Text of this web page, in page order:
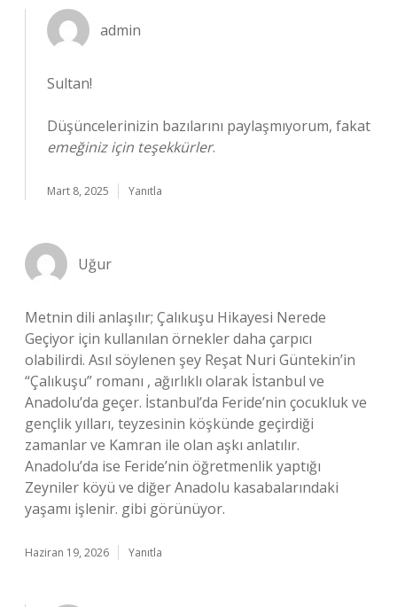
admin
Sultan!
Düşüncelerinizin bazılarını paylaşmıyorum, fakat
emeğiniz için teşekkürler.
Mart 8, 2025 Yanıtla
Uğur
Metnin dili anlaşılır; Çalıkuşu Hikayesi Nerede
Geçiyor için kullanılan örnekler daha çarpıcı
olabilirdi. Asıl söylenen şey Reşat Nuri Güntekin’in
“Çalıkuşu” romanı , ağırlıklı olarak İstanbul ve
Anadolu’da geçer. İstanbul’da Feride’nin çocukluk ve
gençlik yılları, teyzesinin köşkünde geçirdiği
zamanlar ve Kamran ile olan aşkı anlatılır.
Anadolu’da ise Feride’nin öğretmenlik yaptığı
Zeyniler köyü ve diğer Anadolu kasabalarındaki
yaşamı işlenir. gibi görünüyor.
Haziran 19, 2026 Yanıtla